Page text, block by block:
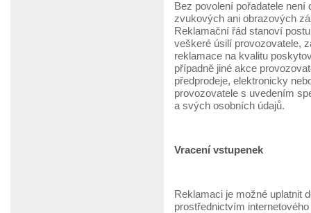
Bez povolení pořadatele
zvukových ani obrazových
Reklamační řád stanoví
veškeré úsilí provozovatele,
reklamace na kvalitu
případně jiné akce
předprodeje, elektronicky
provozovatele s uvedením
a svých osobních údajů.
Vracení vstupenek
Reklamaci je možné uplatnit
prostřednictvím